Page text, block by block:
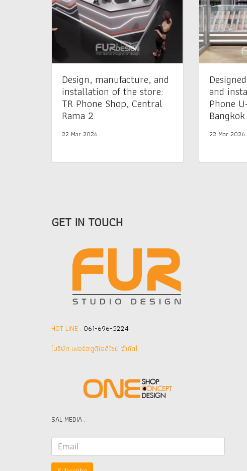
Design, manufacture, and
installation of the store:
TR Phone Shop, Central
Rama 2.
22 Mar 2026
and
Phone
Bangkok.
22 Mar 2026
GET IN TOUCH
HOT LINE : 061-696-5224
(บริษัท เฟอร์สตูดิโอดีไซน์ จำกัด]
SAL MEDIA :